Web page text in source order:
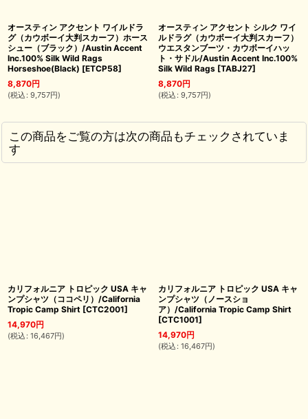
オースティン アクセント ワイルドラ
グ（カウボーイ大判スカーフ）ホース
シュー（ブラック）/Austin Accent
Inc.100% Silk Wild Rags
Horseshoe(Black) [ETCP58]
8,870円
(税込 : 9,757円)
オースティン アクセント シルク ワイ
ルドラグ（カウボーイ大判スカーフ）
ウエスタンブーツ・カウボーイハッ
ト・サドル/Austin Accent Inc.100%
Silk Wild Rags [TABJ27]
8,870円
(税込 : 9,757円)
この商品をご覧の方は次の商品もチェックされていま
す
カリフォルニア トロピック USA キャ
ンプシャツ（ココペリ）/California
Tropic Camp Shirt [CTC2001]
14,970円
(税込 : 16,467円)
カリフォルニア トロピック USA キャ
ンプシャツ（ノースショ
ア）/California Tropic Camp Shirt
[CTC1001]
14,970円
(税込 : 16,467円)